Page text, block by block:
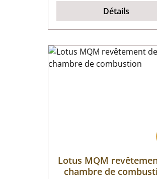
Détails
Lotus MQM
chambre de